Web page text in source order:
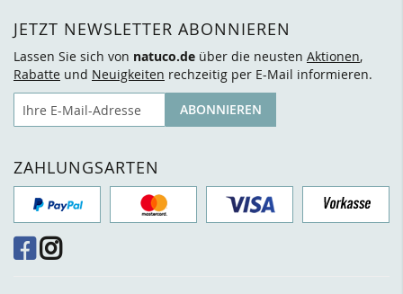
JETZT NEWSLETTER ABONNIEREN
Lassen Sie sich von natuco.de über die neusten Aktionen,
Rabatte und Neuigkeiten rechzeitig per E-Mail informieren.
ABONNIEREN
ZAHLUNGSARTEN